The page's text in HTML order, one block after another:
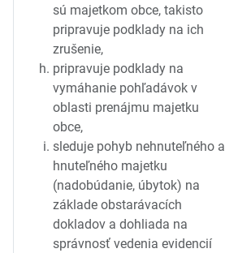
sú majetkom obce, takisto
pripravuje podklady na ich
zrušenie,
pripravuje podklady na
vymáhanie pohľadávok v
oblasti prenájmu majetku
obce,
sleduje pohyb nehnuteľného a
hnuteľného majetku
(nadobúdanie, úbytok) na
základe obstarávacích
dokladov a dohliada na
správnosť vedenia evidencií